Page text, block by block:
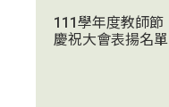
111學年度教師節
慶祝大會表揚名單